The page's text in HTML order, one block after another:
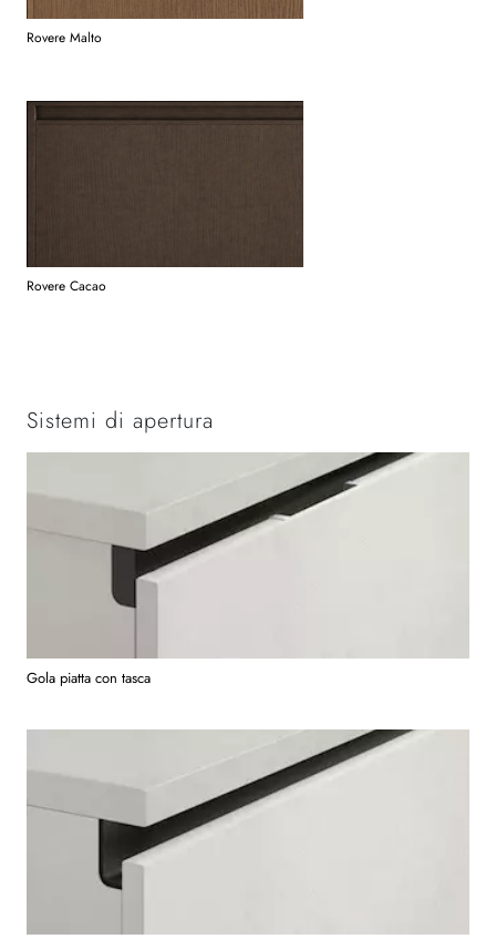
Rovere Malto
Rovere Cacao
Sistemi di apertura
Gola piatta con tasca